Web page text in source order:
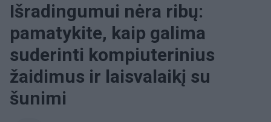
Išradingumui nėra ribų:
pamatykite, kaip galima
suderinti kompiuterinius
žaidimus ir laisvalaikį su
šunimi